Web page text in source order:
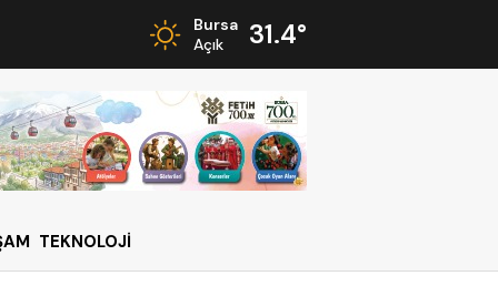
Bursa
Açık
31.4°
TEKNOLOJİ